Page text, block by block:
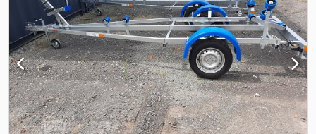
Massa totale ammessa: 1350 kg Portata utile: ca. 942 kg Assi: 1
Frenato: Sì Pneumatici: 13 pollici Dimensioni interne (L x P x H): 256
x 148 x 30 cm Altezza sponde: 30 cm Piano di carico: in acciaio
Funzione di ribaltamento: idraulica (azionabile manualmente) ✅
Dotazioni & caratteristiche: Robusto telaio saldato e zincato a
caldo Timone a V stabile e zincato a caldo Funzione di
ribaltamento idraulica per scarico facilitato Tutte e 4 le sponde
ribaltabili e removibili Montanti d’angolo smontabili per massima
flessibilità Piano di carico in acciaio piatto per un facile carico